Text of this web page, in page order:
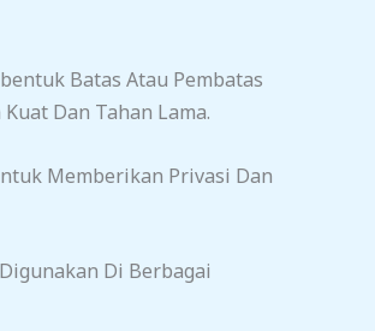
Batas Atau Pembatas
Dan Tahan Lama.
Memberikan Privasi Dan
Di Berbagai